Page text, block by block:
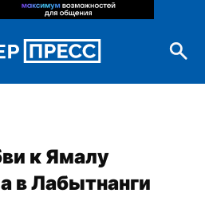
к Ямалу
в Лабытнанги